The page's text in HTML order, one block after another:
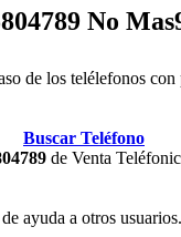
No
de los telélefonos
Buscar Teléfono
de Venta
ayuda a otros